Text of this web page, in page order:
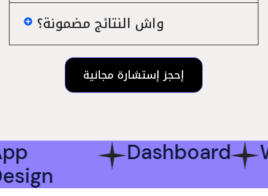
واش النتائج مضمونة؟
إحجز إستشارة مجانية
App
Design
Dashboard